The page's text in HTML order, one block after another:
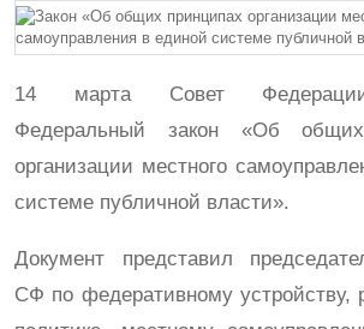
14 марта Совет
Федеральный закон «Об
организации местного
системе публичной власти».
Документ представил
СФ по федеративному устройству,